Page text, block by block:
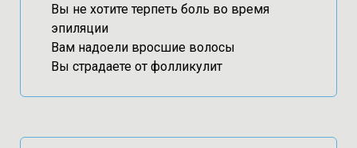
Вы не хотите терпеть боль во время
эпиляции
Вам надоели вросшие волосы
Вы страдаете от фолликулит